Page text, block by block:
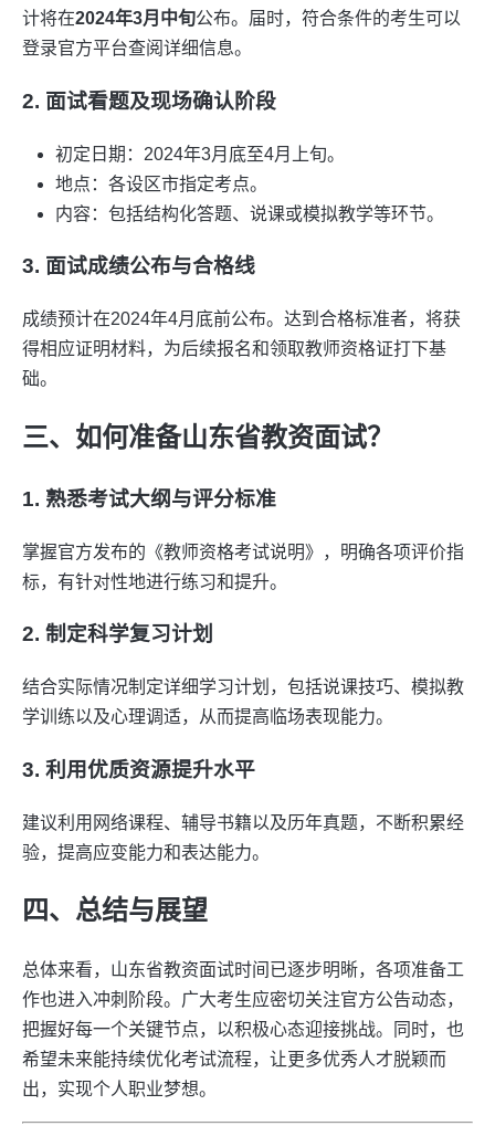
计将在2024年3月中旬公布。届时，符合条件的考生可以
登录官方平台查阅详细信息。
2. 面试看题及现场确认阶段
初定日期：2024年3月底至4月上旬。
地点：各设区市指定考点。
内容：包括结构化答题、说课或模拟教学等环节。
3. 面试成绩公布与合格线
成绩预计在2024年4月底前公布。达到合格标准者，将获
得相应证明材料，为后续报名和领取教师资格证打下基
础。
三、如何准备山东省教资面试？
1. 熟悉考试大纲与评分标准
掌握官方发布的《教师资格考试说明》，明确各项评价指
标，有针对性地进行练习和提升。
2. 制定科学复习计划
结合实际情况制定详细学习计划，包括说课技巧、模拟教
学训练以及心理调适，从而提高临场表现能力。
3. 利用优质资源提升水平
建议利用网络课程、辅导书籍以及历年真题，不断积累经
验，提高应变能力和表达能力。
四、总结与展望
总体来看，山东省教资面试时间已逐步明晰，各项准备工
作也进入冲刺阶段。广大考生应密切关注官方公告动态，
把握好每一个关键节点，以积极心态迎接挑战。同时，也
希望未来能持续优化考试流程，让更多优秀人才脱颖而
出，实现个人职业梦想。